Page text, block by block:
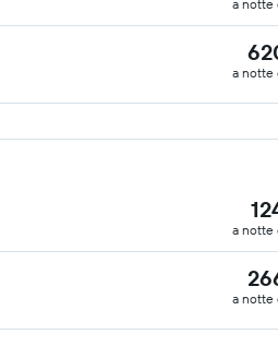
a notte
a notte
a notte
a notte